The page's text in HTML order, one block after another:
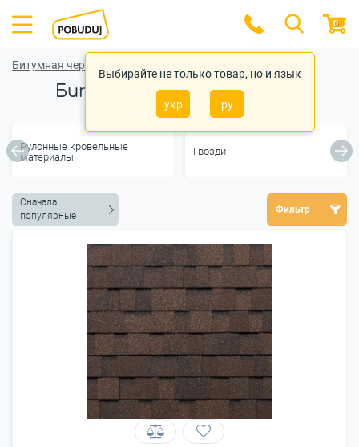
Выбирайте не только товар, но и язык
укр ру
0
Битумная черепица
Битумная черепица Tegola
Рулонные кровельные
материалы
Гвозди
Сначала
популярные
Фильтр